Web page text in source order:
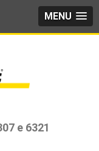
MENU